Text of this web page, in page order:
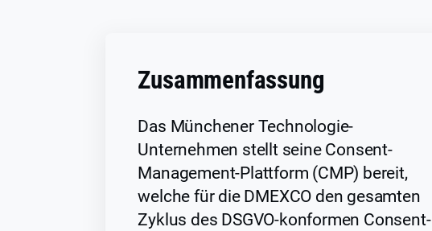
Zusammenfassung
Das Münchener Technologie-
Unternehmen stellt seine Consent-
Management-Plattform (CMP) bereit,
welche für die DMEXCO den gesamten
Zyklus des DSGVO-konformen Consent-